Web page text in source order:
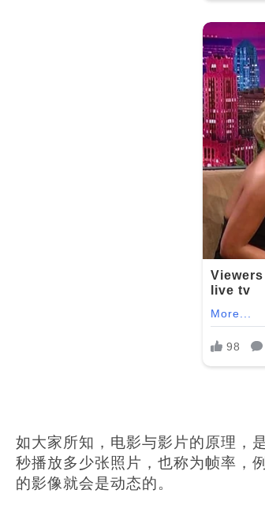
如大家所知，电影与影片的原理，
秒播放多少张照片，也称为帧率，
的影像就会是动态的。